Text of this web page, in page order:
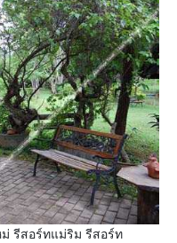
รีสอร์ทแม่ริม รีสอร์ท